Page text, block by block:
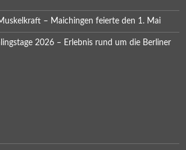
– Maichingen feierte den 1. Mai
2026 – Erlebnis rund um die Berliner